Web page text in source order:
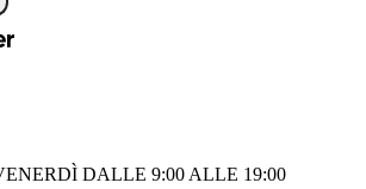
DALLE 9:00 ALLE 19:00